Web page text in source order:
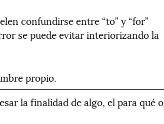
confundirse entre“to” y “for”
se puede evitar interiorizando la
propio.
la finalidad de algo, el para qué o